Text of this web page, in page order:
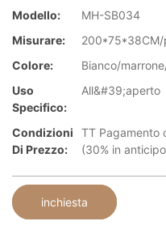
Modello:
MH-SB034
Misurare:
200*75*38CM/
Colore:
Bianco/
Uso
Specifico:
All&#39;aperto
Condizioni
Di Prezzo:
TT Pagamento
(30% in
inchiesta